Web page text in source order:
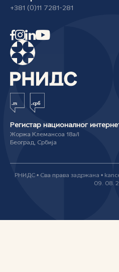
+381 (0)11 7281-281
Регистар националног
Жоржа Клемансоа 18а/I
Београд, Србија
РНИДС • Сва права задржана •
09. 08.